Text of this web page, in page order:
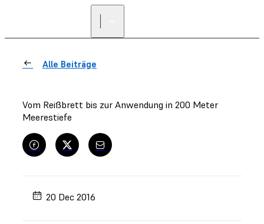
Alle Beiträge
Vom Reißbrett bis zur Anwendung in 200 Meter
Meerestiefe
20 Dec 2016